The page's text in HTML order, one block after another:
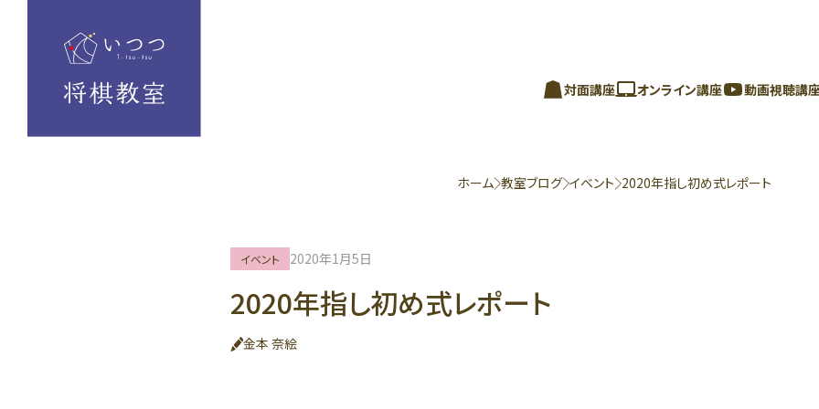
対面講座 オンライン講座 動画視聴講
ホーム 教室ブログ イベント 2020年指し初め式レポート
イベント 2020年1月5日
2020年指し初め式レポート
金本 奈絵